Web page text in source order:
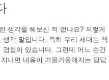
생각을 해보신 적 없나요? 저렇게
각 말입니다. 특히 우리 세대는 책
험이 있습니다. 그런데 어느 순간
나면 내용이 가물가물해지는 답답